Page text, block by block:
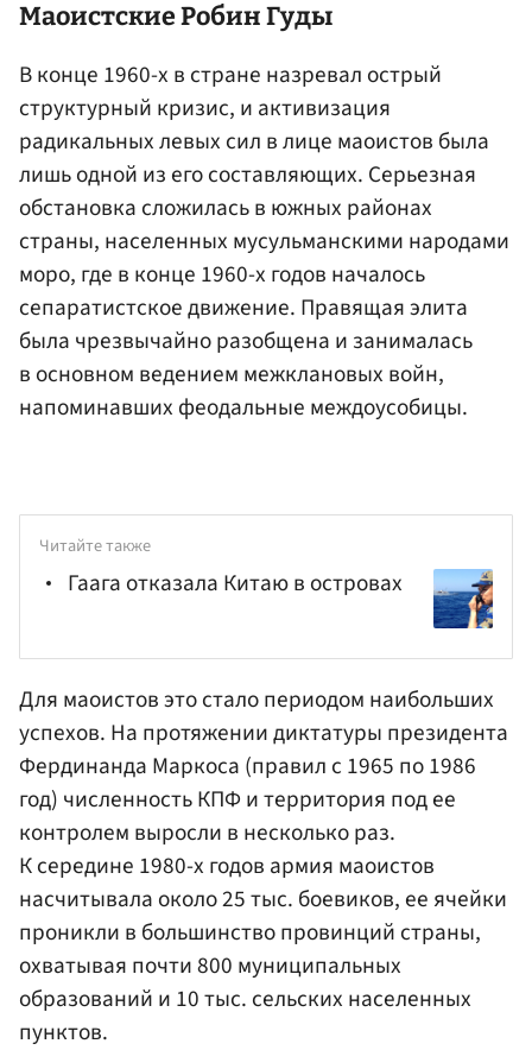
Маоистские Робин Гуды
В конце 1960-х в стране назревал острый
структурный кризис, и активизация
радикальных левых сил в лице маоистов была
лишь одной из его составляющих. Серьезная
обстановка сложилась в южных районах
страны, населенных мусульманскими народами
моро, где в конце 1960-х годов началось
сепаратистское движение. Правящая элита
была чрезвычайно разобщена и занималась
в основном ведением межклановых войн,
напоминавших феодальные междоусобицы.
Читайте также
Гаага отказала Китаю в островах
Для маоистов это стало периодом наибольших
успехов. На протяжении диктатуры президента
Фердинанда Маркоса (правил с 1965 по 1986
год) численность КПФ и территория под ее
контролем выросли в несколько раз.
К середине 1980-х годов армия маоистов
насчитывала около 25 тыс. боевиков, ее ячейки
проникли в большинство провинций страны,
охватывая почти 800 муниципальных
образований и 10 тыс. сельских населенных
пунктов.